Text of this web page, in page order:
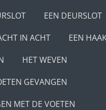
EEN DEURSLOT
IN ACHT
EEN
HET WEVEN
GEVANGEN
MET DE VOETEN